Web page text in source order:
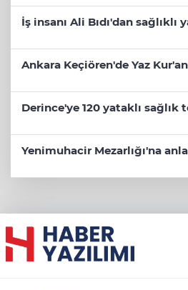
İş insanı Ali Bıdı'dan
Ankara Keçiören'de Yaz
Derince'ye 120 yataklı sağlık
Yenimuhacir Mezarlığı'na